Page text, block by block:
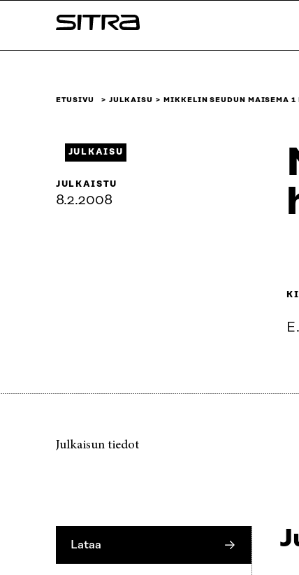
sisältöön
Sitra
ETUSIVU JULKAISU MIKKELIN SEUDUN MAISEMA 1
JULKAISU
JULKAISTU
8.2.2008
Julkaisun tiedot
Lataa